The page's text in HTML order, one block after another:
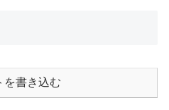
を書き込む